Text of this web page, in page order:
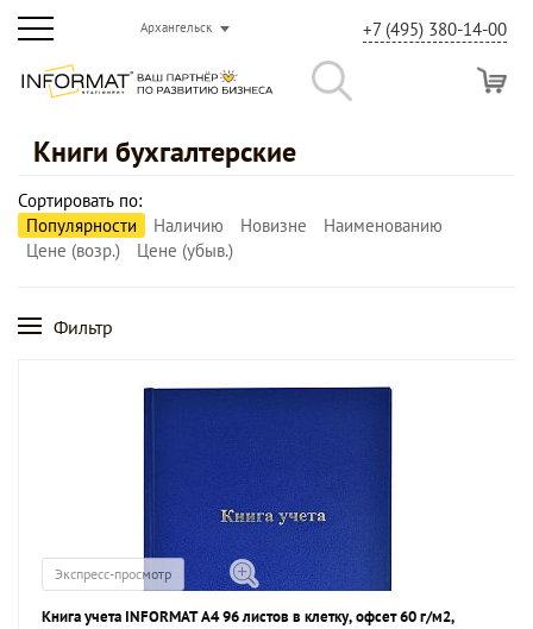
Архангельск +7 (495) 380-14-00
Книги бухгалтерские
Сортировать по:
Популярности
Наличию Новизне
Наименованию
Цене (возр.)
Цене (убыв.)
Фильтр
Экспресс-просмотр
Книга учета INFORMAT А4 96 листов в клетку, офсет 60 г/м2,